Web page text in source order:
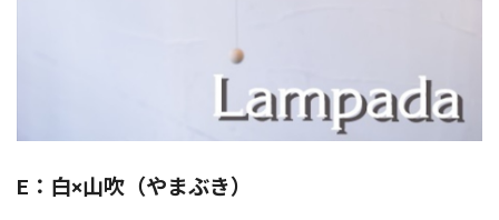
E：白×山吹（やまぶき）